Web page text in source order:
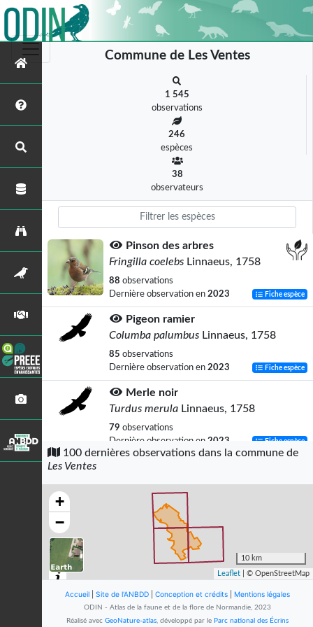
Commune de Les Ventes
1 545
observations
246
espèces
38
observateurs
Pinson des arbres
Fringilla coelebs Linnaeus, 1758
88 observations
Dernière observation en 2023 Fiche espèce
Pigeon ramier
Columba palumbus Linnaeus, 1758
85 observations
Dernière observation en 2023 Fiche espèce
Merle noir
Turdus merula Linnaeus, 1758
79 observations
Dernière observation en 2023 Fiche espèce
Sylvia atricapilla(Linnaeus, 1758)
observations
Dernière observation en
Rougegorge familier
Erithacus rubecula
(Linnaeus, 1758)
Troglodyte mignon
100 dernières observations dans la commune de
Les Ventes
+
−
10 km
Leaflet | © OpenStreetMap
Accueil Site de l'ANBDD Conception et crédits Mentions légales
ODIN - Atlas de la faune et de la flore de Normandie, 2023
Réalisé avec GeoNature-atlas, développé par le Parc national des Écrins